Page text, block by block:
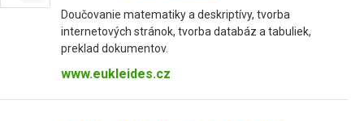
Doučovanie matematiky a deskriptívy, tvorba
internetových stránok, tvorba databáz a tabuliek,
preklad dokumentov.
www.eukleides.cz